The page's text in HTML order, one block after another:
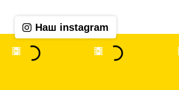
Наш instagram